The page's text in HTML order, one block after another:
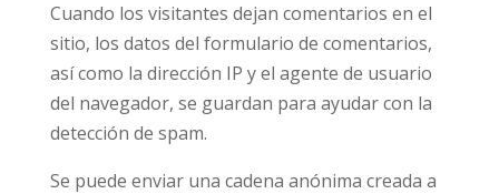
Cuando los visitantes dejan comentarios en el
sitio, los datos del formulario de comentarios,
así como la dirección IP y el agente de usuario
del navegador, se guardan para ayudar con la
detección de spam.
Se puede enviar una cadena anónima creada a